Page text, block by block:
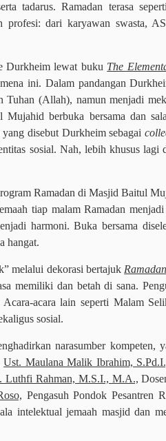
tadarus. Ramadan terasa
profesi: dari karyawan swasta,
Durkheim lewat buku The
ini. Dalam pandangan
Tuhan (Allah), namun menjadi
berbuka bersama dan
disebut Durkheim sebagai
sosial. Nah, lebih khusus
Ramadan di Masjid Baitul
tiap malam Ramadan
harmoni. Buka bersama
hangat.
melalui dekorasi bertajuk
memiliki dan betah di sana.
acara lain seperti Malam
sosial.
narasumber kompeten,
Ust. Maulana Malik Ibrahim,
Luthfi Rahman, M.S.I., M.A.,
Pengasuh Pondok Pesantren
intelektual jemaah masjid dan